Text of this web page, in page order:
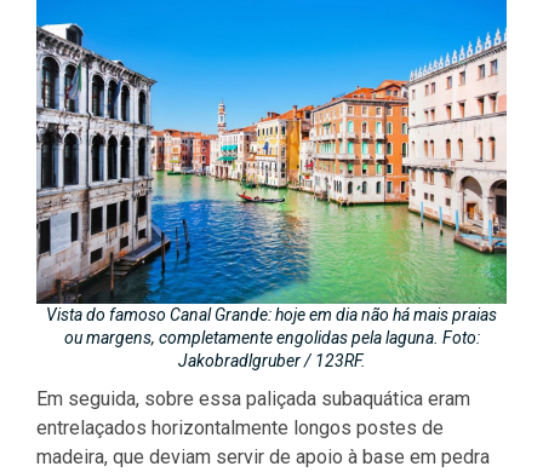
Vista do famoso Canal Grande: hoje em dia não há mais praias
ou margens, completamente engolidas pela laguna. Foto:
Jakobradlgruber / 123RF.
Em seguida, sobre essa paliçada subaquática eram
entrelaçados horizontalmente longos postes de
madeira, que deviam servir de apoio à base em pedra